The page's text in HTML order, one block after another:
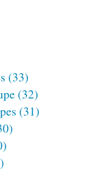
(33)
(32)
(31)